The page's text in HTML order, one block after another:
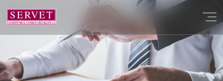
YATIRIMCI İLIŞKILERI
PORTFÖY
İLETIŞIM